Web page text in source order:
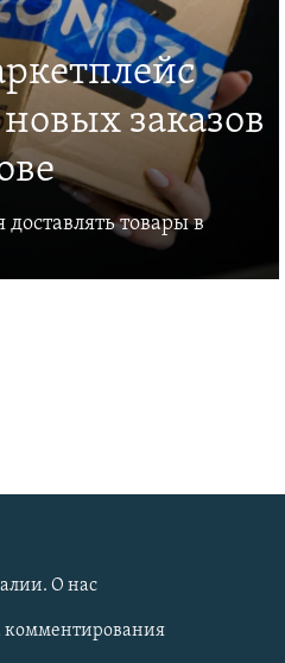
заказов
товары в
О нас
комментирования